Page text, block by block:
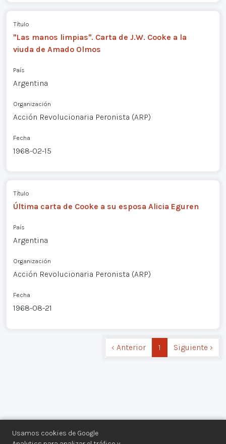
Usamos cookies de Google
Título
"Las manos limpias". Carta de J.W. Cooke a la
viuda de Amado Olmos
País
Argentina
Organización
Acción Revolucionaria Peronista (ARP)
Fecha
1968-02-15
Título
Última carta de Cooke a su esposa Alicia Eguren
País
Argentina
Organización
Acción Revolucionaria Peronista (ARP)
Fecha
1968-08-21
‹ Anterior 1 Siguiente ›